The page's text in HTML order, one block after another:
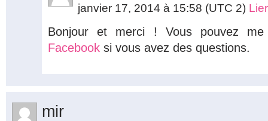
janvier 17, 2014 à 15:58 (UTC 2)
Bonjour et merci ! Vous pouvez
Facebook si vous avez des questions.
mir